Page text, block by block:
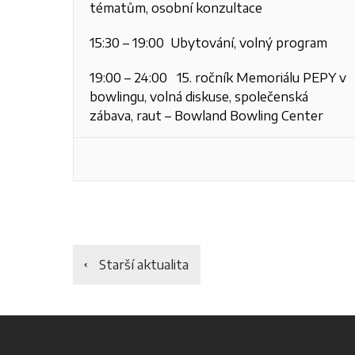
tématům, osobní konzultace
15:30 – 19:00 Ubytování, volný program
19:00 – 24:00 15. ročník Memoriálu PEPY v
bowlingu, volná diskuse, společenská
zábava, raut – Bowland Bowling Center
Starší aktualita